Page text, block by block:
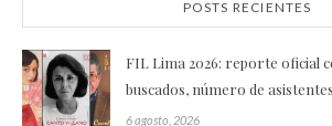
POSTS RECIENTES
FIL Lima 2026: reporte oficial
buscados, número de
6 agosto, 2026